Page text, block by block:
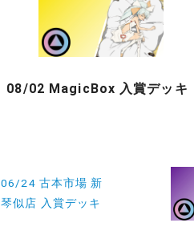
08/02 MagicBox 入賞デッキ
06/24 古本市場 新
琴似店 入賞デッキ